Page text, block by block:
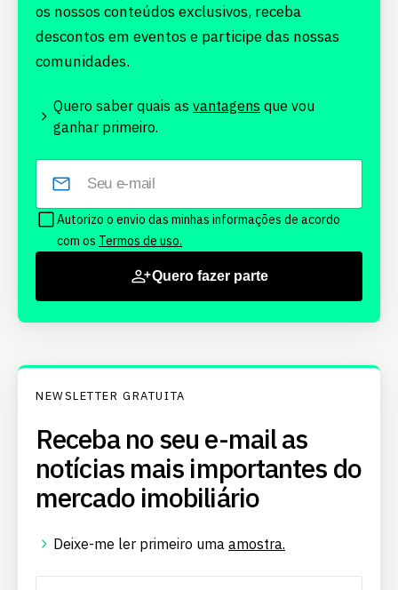
os nossos conteúdos exclusivos, receba
descontos em eventos e participe das nossas
comunidades.
Quero saber quais as vantagens que vou
ganhar primeiro.
Autorizo o envio das minhas informações de acordo
com os Termos de uso.
Quero fazer parte
NEWSLETTER GRATUITA
Receba no seu e-mail as
notícias mais importantes do
mercado imobiliário
Deixe-me ler primeiro uma amostra.